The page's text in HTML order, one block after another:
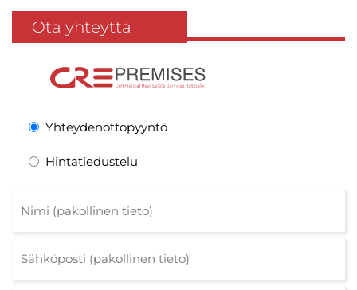
Ota yhteyttä
Yhteydenottopyyntö
Hintatiedustelu